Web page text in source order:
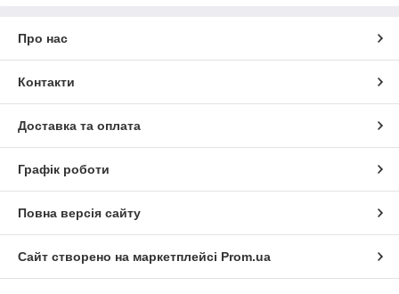
Про нас
Контакти
Доставка та оплата
Графік роботи
Повна версія сайту
Сайт створено на маркетплейсі Prom.ua